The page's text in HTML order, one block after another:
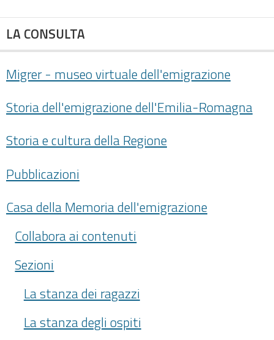
LA CONSULTA
Migrer - museo virtuale dell'emigrazione
Storia dell'emigrazione dell'Emilia-Romagna
Storia e cultura della Regione
Pubblicazioni
Casa della Memoria dell'emigrazione
Collabora ai contenuti
Sezioni
La stanza dei ragazzi
La stanza degli ospiti